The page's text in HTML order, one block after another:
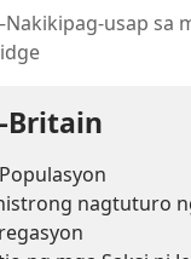
usap sa
nagtuturo